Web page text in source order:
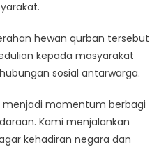
hewan qurban tersebut
kepada masyarakat
sosial antarwarga.
menjadi momentum berbagi
Kami menjalankan
kehadiran negara dan